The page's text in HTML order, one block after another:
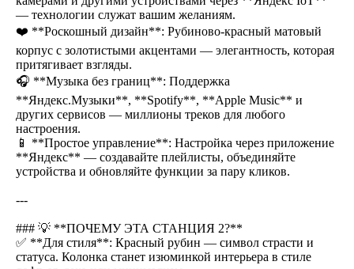
— технологии служат вашим желаниям.
❤️ **Роскошный дизайн**: Рубиново-красный матовый
корпус с золотистыми акцентами — элегантность, которая
притягивает взгляды.
🎧 **Музыка без границ**: Поддержка
**Яндекс.Музыки**, **Spotify**, **Apple Music** и
других сервисов — миллионы треков для любого
настроения.
📱 **Простое управление**: Настройка через приложение
**Яндекс** — создавайте плейлисты, объединяйте
устройства и обновляйте функции за пару кликов.
---
### 💡 **ПОЧЕМУ ЭТА СТАНЦИЯ 2?**
✅ **Для стиля**: Красный рубин — символ страсти и
статуса. Колонка станет изюминкой интерьера в стиле